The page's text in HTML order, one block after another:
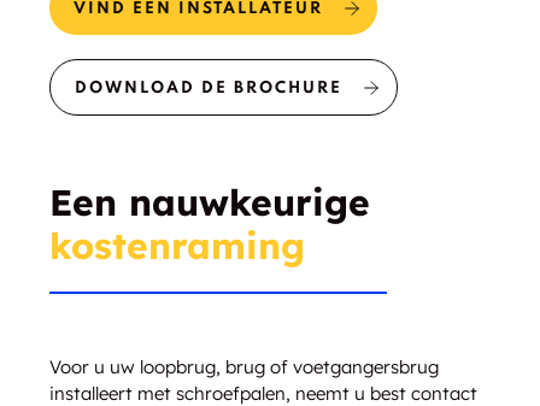
VIND EEN INSTALLATEUR
DOWNLOAD DE BROCHURE
Een nauwkeurige
kostenraming
Voor u uw loopbrug, brug of voetgangersbrug
installeert met schroefpalen, neemt u best contact